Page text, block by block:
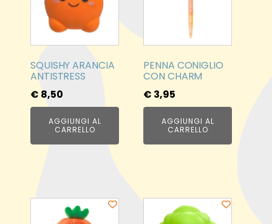
SQUISHY ARANCIA
ANTISTRESS
€ 8,50
AGGIUNGI AL
CARRELLO
PENNA CONIGLIO
CON CHARM
€ 3,95
AGGIUNGI AL
CARRELLO